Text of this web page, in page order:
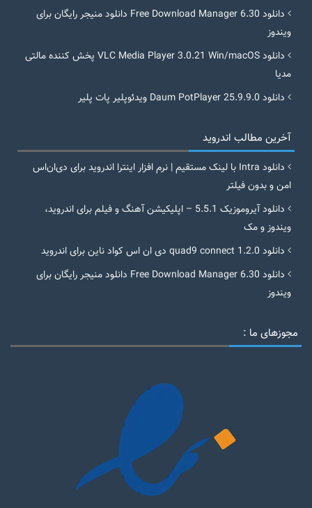
دانلود Free Download Manager 6.30 دانلود منیجر رایگان برای
ویندوز
دانلود VLC Media Player 3.0.21 Win/macOS پخش کننده مالتی
مدیا
دانلود Daum PotPlayer 25.9.9.0 ویدئوپلیر پات پلیر
آخرین مطالب اندروید
دانلود Intra با لینک مستقیم | نرم افزار اینترا اندروید برای دی‌ان‌اس
امن و بدون فیلتر
دانلود آیروموزیک 5.5.1 – اپلیکیشن آهنگ و فیلم برای اندروید،
ویندوز و مک
دانلود quad9 connect 1.2.0 دی ان اس کواد ناین برای اندروید
دانلود Free Download Manager 6.30 دانلود منیجر رایگان برای
ویندوز
مجوزهای ما :